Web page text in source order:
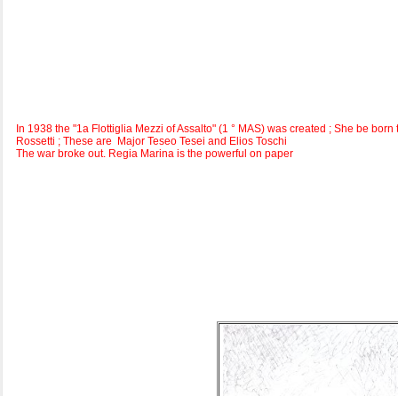
In 1938 the "1a Flottiglia Mezzi of Assalto" (1 ° MAS) was created ; She be
Rossetti ; These are Major Teseo Tesei and Elios Toschi
The war broke out. Regia Marina is the powerful on paper